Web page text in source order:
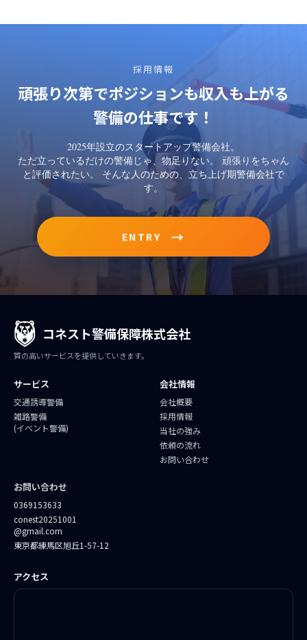
採用情報
頑張り次第でポジションも収入も上がる
警備の仕事です！
2025年設立のスタートアップ警備会社。
ただ立っているだけの警備じゃ、物足りない。 頑張りをちゃん
と評価されたい。 そんな人のための、立ち上げ期警備会社で
す。
ENTRY →
コネスト警備保障株式会社
質の高いサービスを提供していきます。
サービス
交通誘導警備
雑路警備
(イベント警備)
会社情報
会社概要
採用情報
当社の強み
依頼の流れ
お問い合わせ
お問い合わせ
0369153633
conest20251001
@gmail.com
東京都練馬区旭丘1-57-12
アクセス